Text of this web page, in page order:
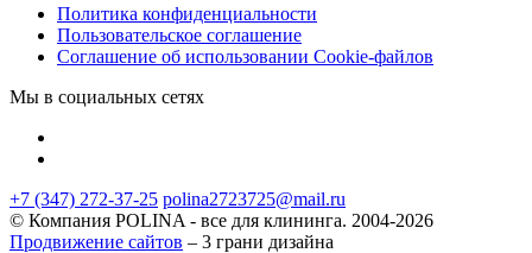
Политика конфиденциальности
Пользовательское соглашение
Соглашение об использовании Cookie-файлов
Мы в социальных сетях
+7 (347) 272-37-25 polina2723725@mail.ru
© Компания POLINA - все для клининга. 2004-2026
Продвижение сайтов – 3 грани дизайна